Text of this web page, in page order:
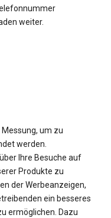
weiter.
um zu
werden.
Ihre Besuche auf
Produkte zu
der Werbeanzeigen,
ein besseres
ermöglichen. Dazu